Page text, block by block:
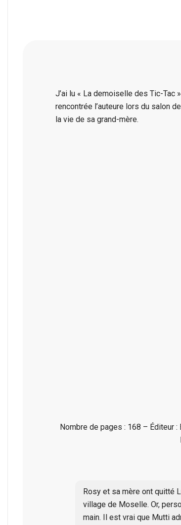
J’ai lu « La demoiselle des Tic-Tac
rencontrée l’auteure lors du salon
la vie de sa grand-mère.
Nombre de pages : 168 – Éditeur
Rosy et sa mère ont quitté
village de Moselle. Or,
main. Il est vrai que Mutti